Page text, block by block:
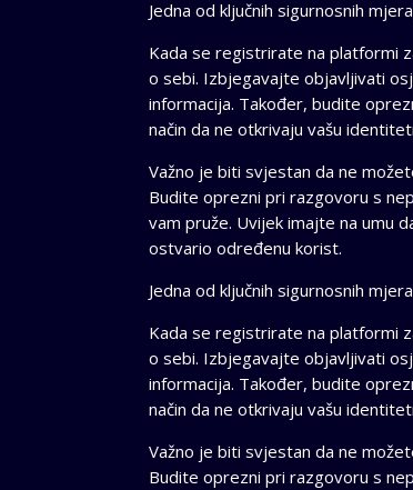
Jedna od ključnih sigurnosnih
Kada se registrirate na platformi
o sebi. Izbjegavajte objavljivati
informacija. Također, budite
način da ne otkrivaju vašu
Važno je biti svjestan da ne
Budite oprezni pri razgovoru s
vam pruže. Uvijek imajte na umu
ostvario određenu korist.
Jedna od ključnih sigurnosnih
Kada se registrirate na platformi
o sebi. Izbjegavajte objavljivati
informacija. Također, budite
način da ne otkrivaju vašu
Važno je biti svjestan da ne
Budite oprezni pri razgovoru s